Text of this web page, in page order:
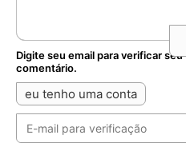
Digite seu email para verificar seu
comentário.
eu tenho uma conta